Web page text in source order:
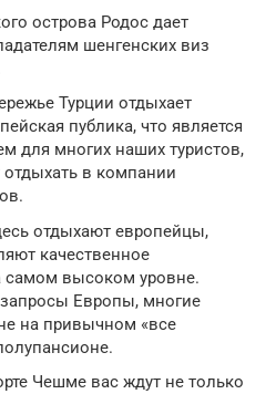
острова Родос дает
шенгенских виз
Турции отдыхает
публика, что является
для многих наших туристов,
отдыхать в компании
отдыхают европейцы,
качественное
самом высоком уровне.
Европы, многие
на привычном «все
Чешме вас ждут не только